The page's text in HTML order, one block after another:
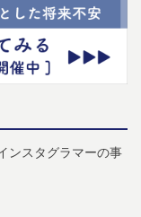
ンスタグラマーの事